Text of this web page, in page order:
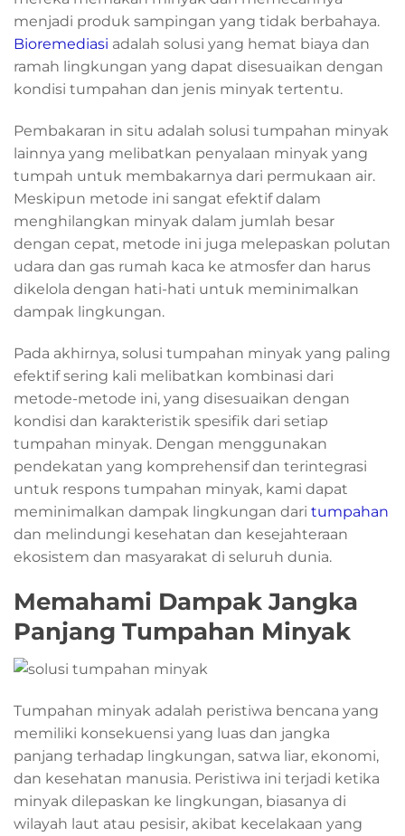
menjadi produk sampingan yang tidak berbahaya.
Bioremediasi adalah solusi yang hemat biaya dan
ramah lingkungan yang dapat disesuaikan dengan
kondisi tumpahan dan jenis minyak tertentu.
Pembakaran in situ adalah solusi tumpahan minyak
lainnya yang melibatkan penyalaan minyak yang
tumpah untuk membakarnya dari permukaan air.
Meskipun metode ini sangat efektif dalam
menghilangkan minyak dalam jumlah besar
dengan cepat, metode ini juga melepaskan polutan
udara dan gas rumah kaca ke atmosfer dan harus
dikelola dengan hati-hati untuk meminimalkan
dampak lingkungan.
Pada akhirnya, solusi tumpahan minyak yang paling
efektif sering kali melibatkan kombinasi dari
metode-metode ini, yang disesuaikan dengan
kondisi dan karakteristik spesifik dari setiap
tumpahan minyak. Dengan menggunakan
pendekatan yang komprehensif dan terintegrasi
untuk respons tumpahan minyak, kami dapat
meminimalkan dampak lingkungan dari tumpahan
dan melindungi kesehatan dan kesejahteraan
ekosistem dan masyarakat di seluruh dunia.
Memahami Dampak Jangka
Panjang Tumpahan Minyak
Tumpahan minyak adalah peristiwa bencana yang
memiliki konsekuensi yang luas dan jangka
panjang terhadap lingkungan, satwa liar, ekonomi,
dan kesehatan manusia. Peristiwa ini terjadi ketika
minyak dilepaskan ke lingkungan, biasanya di
wilayah laut atau pesisir, akibat kecelakaan yang